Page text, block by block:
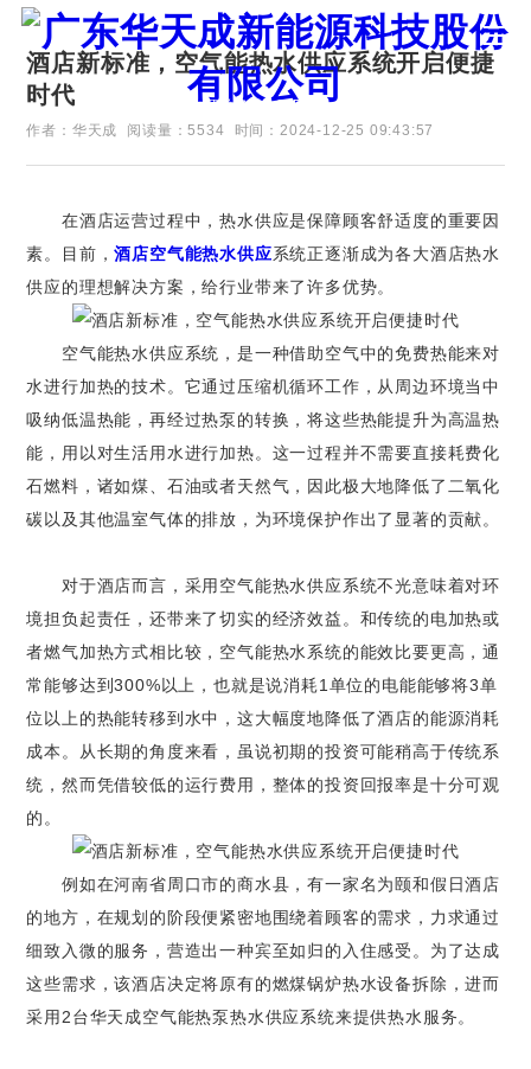
证券代码：835751
酒店新标准，空气能热水供应系统开启便捷
时代
作者：华天成 阅读量：5534 时间：2024-12-25 09:43:57
在酒店运营过程中，热水供应是保障顾客舒适度的重要因
素。目前，酒店空气能热水供应系统正逐渐成为各大酒店热水
供应的理想解决方案，给行业带来了许多优势。
空气能热水供应系统，是一种借助空气中的免费热能来对
水进行加热的技术。它通过压缩机循环工作，从周边环境当中
吸纳低温热能，再经过热泵的转换，将这些热能提升为高温热
能，用以对生活用水进行加热。这一过程并不需要直接耗费化
石燃料，诸如煤、石油或者天然气，因此极大地降低了二氧化
碳以及其他温室气体的排放，为环境保护作出了显著的贡献。
对于酒店而言，采用空气能热水供应系统不光意味着对环
境担负起责任，还带来了切实的经济效益。和传统的电加热或
者燃气加热方式相比较，空气能热水系统的能效比要更高，通
常能够达到300%以上，也就是说消耗1单位的电能能够将3单
位以上的热能转移到水中，这大幅度地降低了酒店的能源消耗
成本。从长期的角度来看，虽说初期的投资可能稍高于传统系
统，然而凭借较低的运行费用，整体的投资回报率是十分可观
的。
例如在河南省周口市的商水县，有一家名为颐和假日酒店
的地方，在规划的阶段便紧密地围绕着顾客的需求，力求通过
细致入微的服务，营造出一种宾至如归的入住感受。为了达成
这些需求，该酒店决定将原有的燃煤锅炉热水设备拆除，进而
采用2台华天成空气能热泵热水供应系统来提供热水服务。